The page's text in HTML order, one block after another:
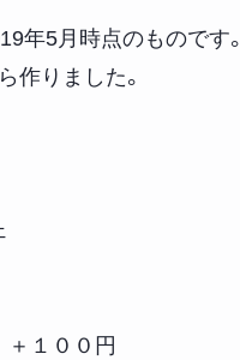
年5月時点のものです。
作りました。
１００円